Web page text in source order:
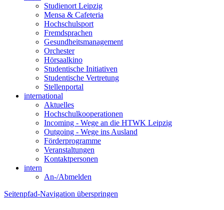
Studienort Leipzig
Mensa & Cafeteria
Hochschulsport
Fremdsprachen
Gesundheitsmanagement
Orchester
Hörsaalkino
Studentische Initiativen
Studentische Vertretung
Stellenportal
international
Aktuelles
Hochschulkooperationen
Incoming - Wege an die HTWK Leipzig
Outgoing - Wege ins Ausland
Förderprogramme
Veranstaltungen
Kontaktpersonen
intern
An-/Abmelden
Seitenpfad-Navigation überspringen